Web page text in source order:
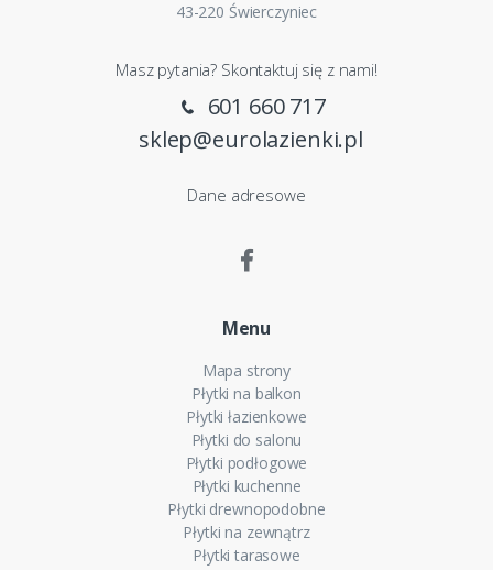
43-220 Świerczyniec
Masz pytania? Skontaktuj się z nami!
601 660 717
sklep@eurolazienki.pl
Dane adresowe
Menu
Mapa strony
Płytki na balkon
Płytki łazienkowe
Płytki do salonu
Płytki podłogowe
Płytki kuchenne
Płytki drewnopodobne
Płytki na zewnątrz
Płytki tarasowe